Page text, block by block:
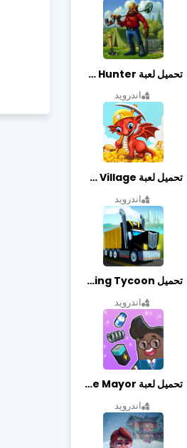
تحميل لعبة Treasure Hunter مهكرة أخر إصدار
اندرويد
تحميل لعبة Dragon Village مهكرة أخر إصدار
اندرويد
تحميل Transit King Tycoon مهكرة أخر إصدار
اندرويد
تحميل لعبة Merge Mayor مهكرة أخر إصدار
اندرويد